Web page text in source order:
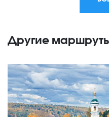
Другие